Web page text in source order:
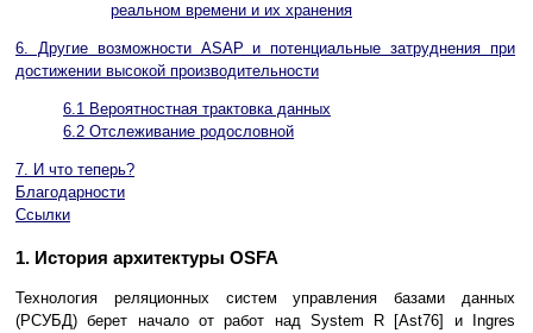
реальном времени и их хранения
6. Другие возможности ASAP и потенциальные затруднения при
достижении высокой производительности
6.1 Вероятностная трактовка данных
6.2 Отслеживание родословной
7. И что теперь?
Благодарности
Ссылки
1. История архитектуры OSFA
Технология реляционных систем управления базами данных
(РСУБД) берет начало от работ над System R [Ast76] и Ingres